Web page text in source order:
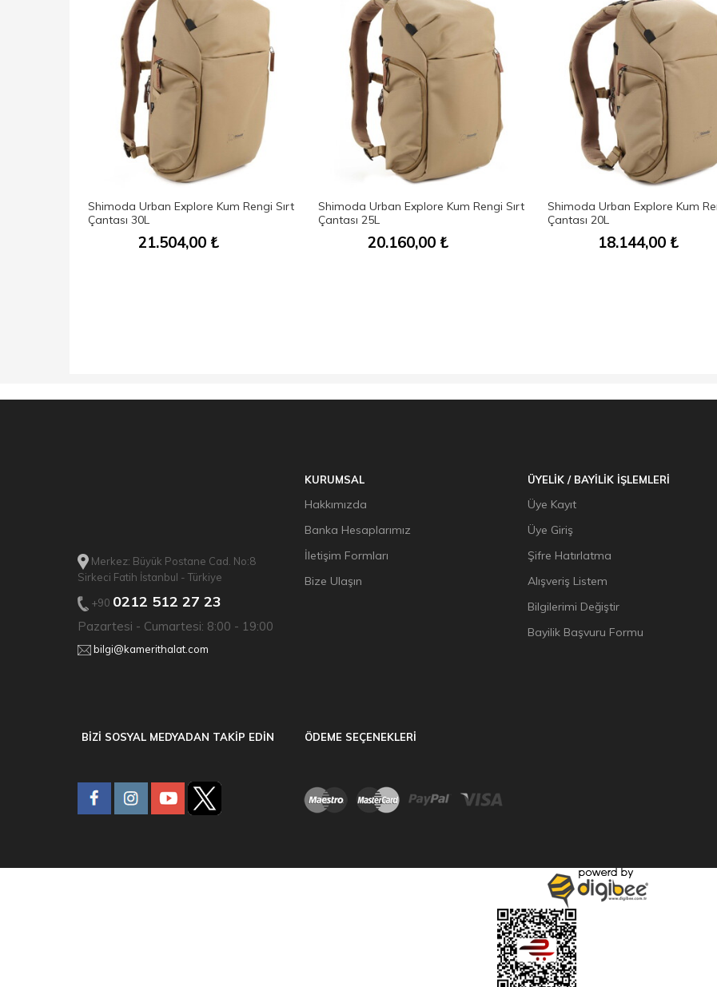
Shimoda Urban Explore Kum Rengi Sırt
Çantası 30L
21.504,00₺
Shimoda Urban Explore Kum Rengi Sırt
Çantası 25L
20.160,00 ₺
Shimoda Urban Explore Kum
Çantası 20L
18.144,00₺
Merkez: Büyük Postane Cad. No:8
Sirkeci Fatih İstanbul - Türkiye
+90 0212 512 27 23
Pazartesi - Cumartesi: 8:00 - 19:00
bilgi@kamerithalat.com
KURUMSAL
Hakkımızda
Banka Hesaplarımız
İletişim Formları
Bize Ulaşın
ÜYELİK / BAYİLİK İŞLEMLERİ
Üye Kayıt
Üye Giriş
Şifre Hatırlatma
Alışveriş Listem
Bilgilerimi Değiştir
Bayilik Başvuru Formu
BİZİ SOSYAL MEDYADAN TAKİP EDİN ÖDEME SEÇENEKLERİ